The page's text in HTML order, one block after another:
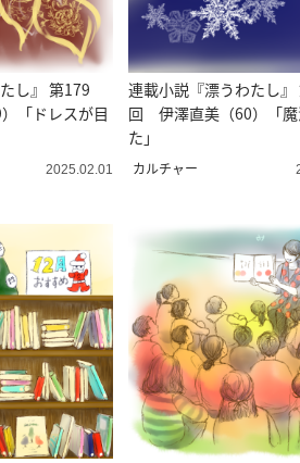
し』 第179
「ドレスが目
2025.02.01
連載小説『漂うわたし』
回 伊澤直美（60）「魔
た」
カルチャー